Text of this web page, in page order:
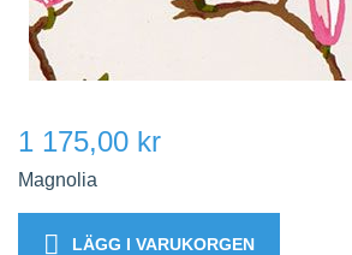
1 175,00 kr
Magnolia
LÄGG I VARUKORGEN